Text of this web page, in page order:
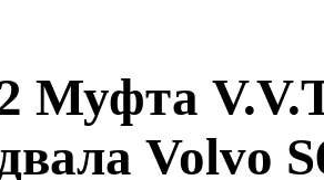
Муфта
Volvo